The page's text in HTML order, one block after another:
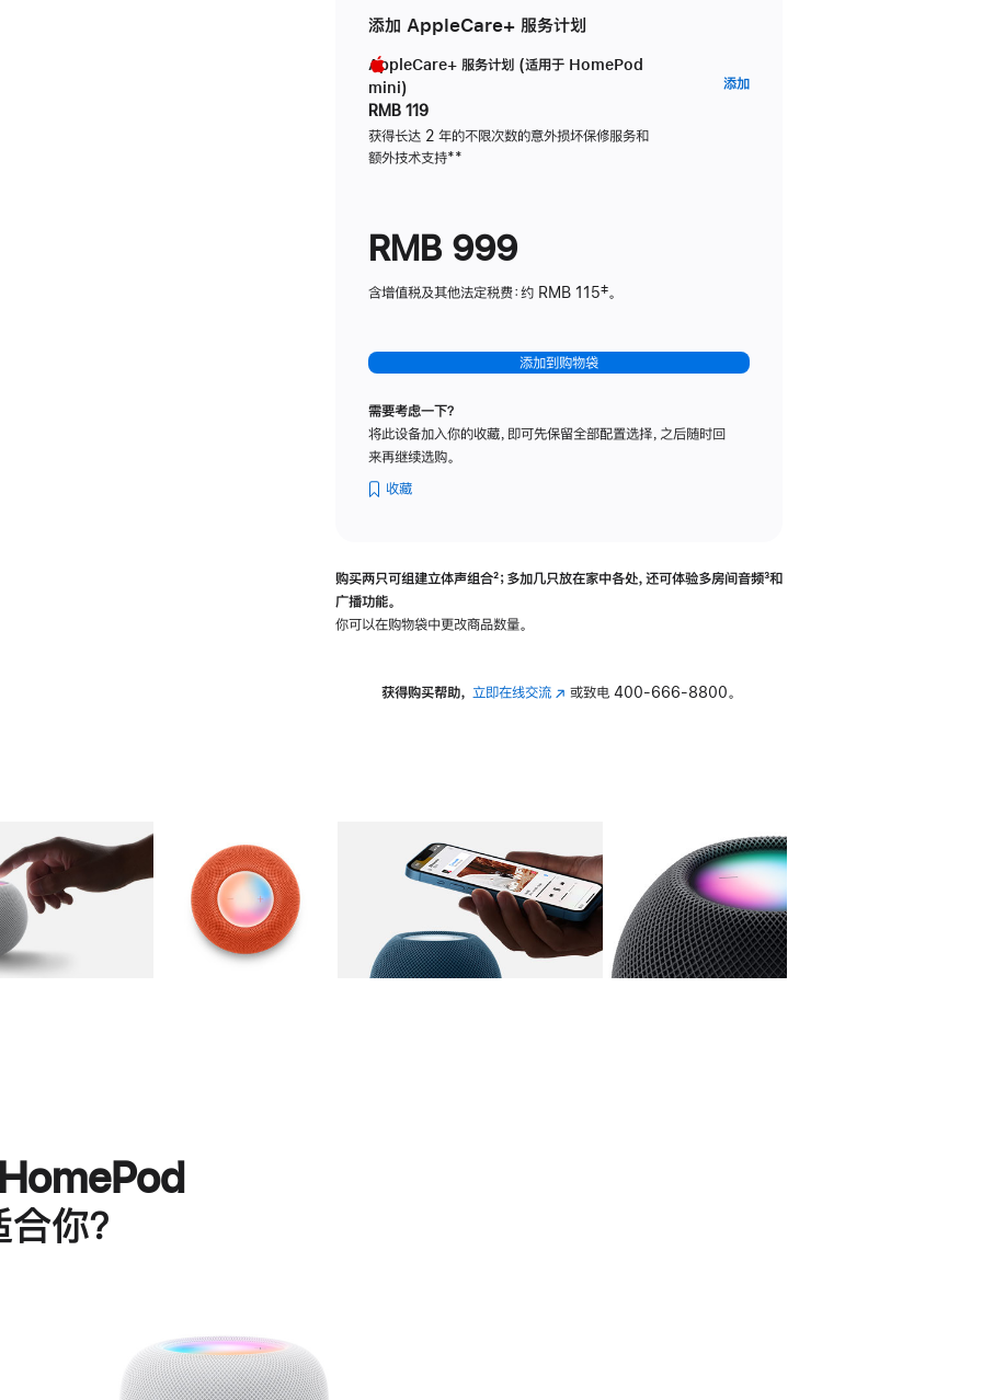
添加 AppleCare+ 服务计划
AppleCare+ 服务计划 (适用于 HomePod
mini)
RMB 119
获得长达 2 年的不限次数的意外损坏保修服务和
额外技术支持脚
**
添加AppleCare+
RMB 999
含增值税及其他法定税费：约 RMB 115‡。
添加到购物袋
需要考虑一下？
将此设备加入你的收藏，即可先保留全部配置选择，之后随时回
来再继续选购。
收藏
购买两只可组建立体声组合脚
²；多加几只放在家中各处，还可体验多‍房‍间音频脚
³和
广播功能。
你可以在购物袋中更改商品数量。
获得购买帮助， 立即在线交流(在 或致电 400-666-8800。
图库 图像 图库 图像 图库 图像 4 图库 图像 5
你？
进
一
步